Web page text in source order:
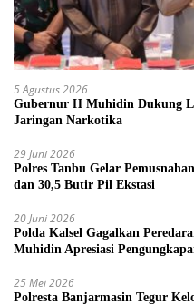
5 Agustus 2026
Gubernur H Muhidin Dukung
Jaringan Narkotika
29 Juni 2026
Polres Tanbu Gelar
dan 30,5 Butir Pil Ekstasi
20 Juni 2026
Polda Kalsel Gagalkan
Muhidin Apresiasi
25 Mei 2026
Polresta Banjarmasin Tegur